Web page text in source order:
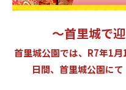
～首里城で
首里城公園では、R7年1
日間、首里城公園にて